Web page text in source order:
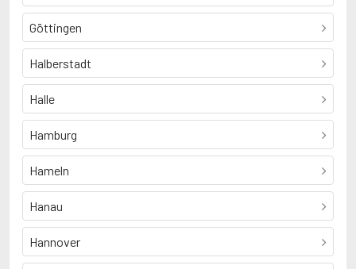
Göttingen
Halberstadt
Halle
Hamburg
Hameln
Hanau
Hannover